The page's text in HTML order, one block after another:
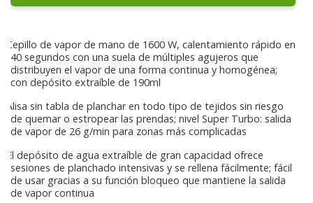
Cepillo de vapor de mano de 1600 W, calentamiento rápido en
40 segundos con una suela de múltiples agujeros que
distribuyen el vapor de una forma continua y homogénea;
con depósito extraíble de 190ml
Alisa sin tabla de planchar en todo tipo de tejidos sin riesgo
de quemar o estropear las prendas; nivel Super Turbo: salida
de vapor de 26 g/min para zonas más complicadas
El depósito de agua extraíble de gran capacidad ofrece
sesiones de planchado intensivas y se rellena fácilmente; fácil
de usar gracias a su función bloqueo que mantiene la salida
de vapor continua